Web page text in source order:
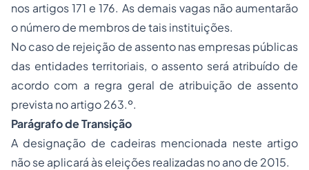
nos artigos 171 e 176. As demais vagas não aumentarão
o número de membros de tais instituições.
No caso de rejeição de assento nas empresas públicas
das entidades territoriais, o assento será atribuído de
acordo com a regra geral de atribuição de assento
prevista no artigo 263.º.
Parágrafo de Transição
A designação de cadeiras mencionada neste artigo
não se aplicará às eleições realizadas no ano de 2015.